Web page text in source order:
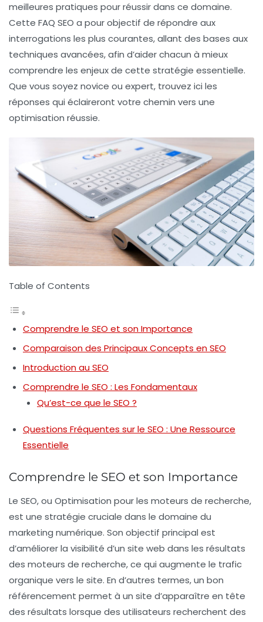
meilleures pratiques pour réussir dans ce domaine.
Cette FAQ SEO a pour objectif de répondre aux
interrogations les plus courantes, allant des bases aux
techniques avancées, afin d’aider chacun à mieux
comprendre les enjeux de cette stratégie essentielle.
Que vous soyez novice ou expert, trouvez ici les
réponses qui éclaireront votre chemin vers une
optimisation réussie.
Table of Contents
Comprendre le SEO et son Importance
Comparaison des Principaux Concepts en SEO
Introduction au SEO
Comprendre le SEO : Les Fondamentaux
Qu’est-ce que le SEO ?
Questions Fréquentes sur le SEO : Une Ressource
Essentielle
Comprendre le SEO et son Importance
Le SEO, ou Optimisation pour les moteurs de recherche,
est une stratégie cruciale dans le domaine du
marketing numérique. Son objectif principal est
d’améliorer la visibilité d’un site web dans les résultats
des moteurs de recherche, ce qui augmente le trafic
organique vers le site. En d’autres termes, un bon
référencement permet à un site d’apparaître en tête
des résultats lorsque des utilisateurs recherchent des